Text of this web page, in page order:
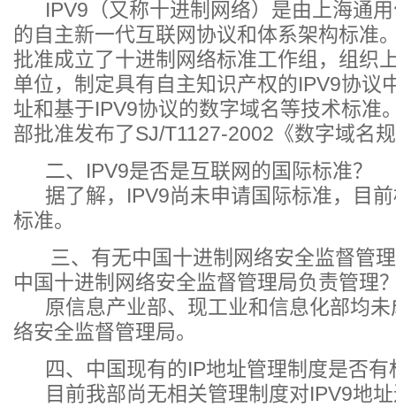
IPV9（又称十进制网络）是由上海通用
的自主新一代互联网协议和体系架构标准
批准成立了十进制网络标准工作组，组织
单位，制定具有自主知识产权的IPV9协议
址和基于IPV9协议的数字域名等技术标准
部批准发布了SJ/T1127-2002《数字域名
二、IPV9是否是互联网的国际标准？
据了解，IPV9尚未申请国际标准，目前
标准。
三、有无中国十进制网络安全监督管理
中国十进制网络安全监督管理局负责管理
原信息产业部、现工业和信息化部均未
络安全监督管理局。
四、中国现有的IP地址管理制度是否有
目前我部尚无相关管理制度对IPV9地址